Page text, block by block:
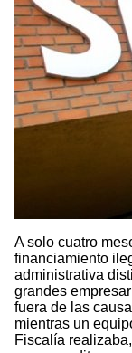
A solo cuatro
financiamiento
administrativa
grandes
fuera de las
mientras un
Fiscalía